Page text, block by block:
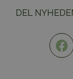
DEL